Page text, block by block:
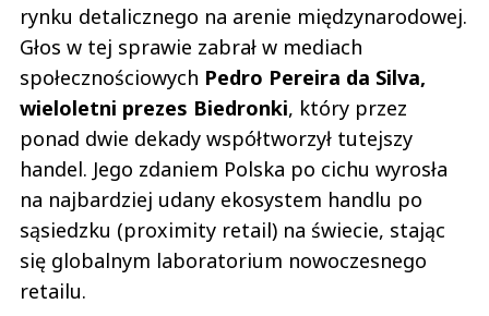
rynku detalicznego na arenie międzynarodowej.
Głos w tej sprawie zabrał w mediach
społecznościowych Pedro Pereira da Silva,
wieloletni prezes Biedronki, który przez
ponad dwie dekady współtworzył tutejszy
handel. Jego zdaniem Polska po cichu wyrosła
na najbardziej udany ekosystem handlu po
sąsiedzku (proximity retail) na świecie, stając
się globalnym laboratorium nowoczesnego
retailu.